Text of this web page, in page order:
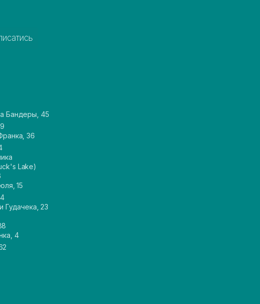
Бандеры, 45
36
Lake)
15
Гудачека, 23
4